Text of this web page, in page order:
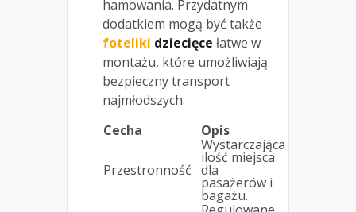
hamowania. Przydatnym
dodatkiem mogą być także
foteliki dziecięce łatwe w
montażu, które umożliwiają
bezpieczny transport
najmłodszych.
Cecha
Opis
Przestronność
Wystarczająca
ilość miejsca
dla
pasażerów i
bagażu.